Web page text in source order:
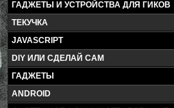
ГАДЖЕТЫ И УСТРОЙСТВА ДЛЯ ГИКОВ
ТЕКУЧКА
JAVASCRIPT
DIY ИЛИ СДЕЛАЙ САМ
ГАДЖЕТЫ
ANDROID